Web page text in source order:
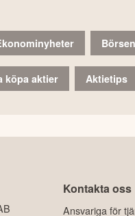
köpa aktier Aktietips
Kontakta oss
Ansvariga för